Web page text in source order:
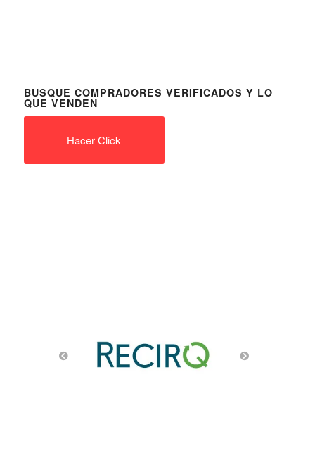
BUSQUE COMPRADORES VERIFICADOS Y LO
QUE VENDEN
Hacer Click